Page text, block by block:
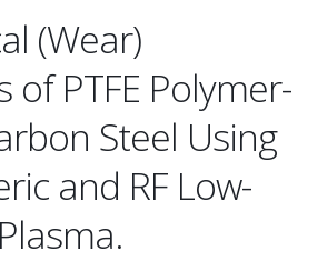
(Wear)
of PTFE Polymer-
Steel Using
and RF Low-